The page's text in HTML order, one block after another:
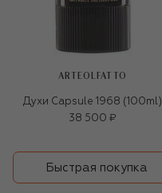
ARTEOLFATTO
Духи Capsule 1968 (100ml)
38 500 ₽
Быстрая покупка